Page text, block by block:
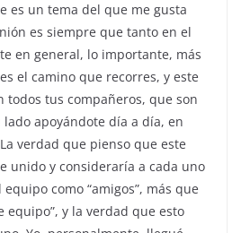
es un tema del que me gusta
es siempre que tanto en el
en general, lo importante, más
el camino que recorres, y este
todos tus compañeros, que son
apoyándote día a día, en
verdad que pienso que este
unido y consideraría a cada uno
como “amigos”, más que
equipo”, y la verdad que esto